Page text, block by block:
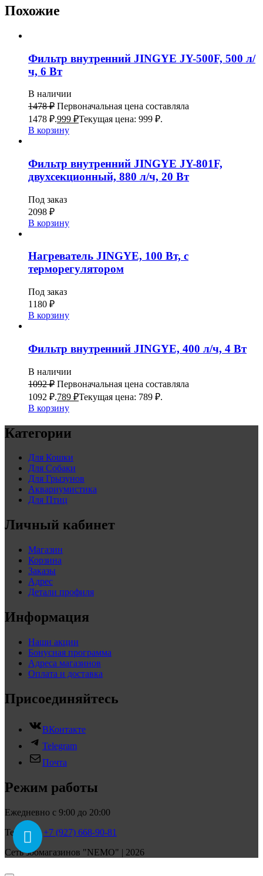
Похожие
Фильтр внутренний JINGYE JY-500F, 500 л/
ч, 6 Вт
В наличии
1478₽ Первоначальная цена составляла
1478 ₽.999 ₽Текущая цена: 999 ₽.
В корзину
Фильтр внутренний JINGYE JY-801F,
двухсекционный, 880 л/ч, 20 Вт
Под заказ
2098 ₽
В корзину
Нагреватель JINGYE, 100 Вт, с
терморегулятором
Под заказ
1180 ₽
В корзину
Фильтр внутренний JINGYE, 400 л/ч, 4 Вт
В наличии
1092₽ Первоначальная цена составляла
1092 ₽.789 ₽Текущая цена: 789 ₽.
В корзину
Категории
Для Кошки
Для Собаки
Для Грызунов
Аквариумистика
Для Птиц
Личный кабинет
Магазин
Корзина
Заказы
Адрес
Детали профиля
Информация
Наши акции
Бонусная программа
Адреса магазинов
Оплата и доставка
Присоединяйтесь
ВКонтакте
Telegram
Почта
Режим работы
Ежедневно с 9:00 до 20:00
Телефон:+7 (927) 668-90-81
Сеть зоомагазинов "NEMO" | 2026